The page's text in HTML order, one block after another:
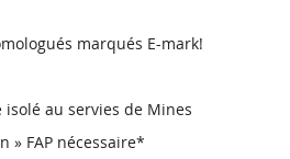
marqués E-mark!
au servies de Mines
» FAP nécessaire*